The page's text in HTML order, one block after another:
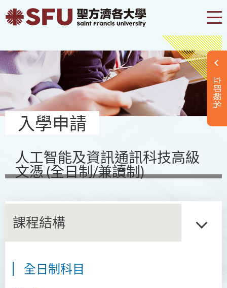
立即報名
入學申請
人工智能及資訊通訊科技高級
文憑 (全日制/兼讀制)
課程結構
全日制科目